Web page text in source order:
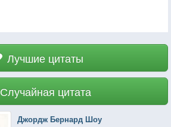
Лучшие цитаты
Случайная цитата
Джордж Бернард Шоу